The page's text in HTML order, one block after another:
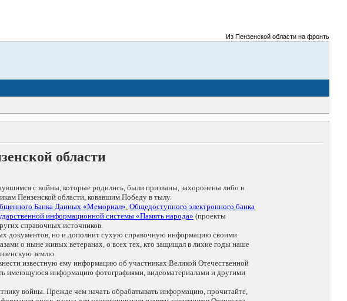
Из Пензенской области на фронты
области
с войны, которые родились, были призваны, захоронены либо в
Пензенской области, ковавшим Победу в тылу.
Банка Данных «Мемориал», Общедоступного электронного банка
информационной системы «Память народа» (проекты
справочных источников.
документов, но и дополнит сухую справочную информацию своими
о ныне живых ветеранах, о всех тех, кто защищал в лихие годы наше
землю.
известную ему информацию об участниках Великой Отечественной
имеющуюся информацию фотографиями, видеоматериалами и другими
войны. Прежде чем начать обрабатывать информацию, прочитайте,